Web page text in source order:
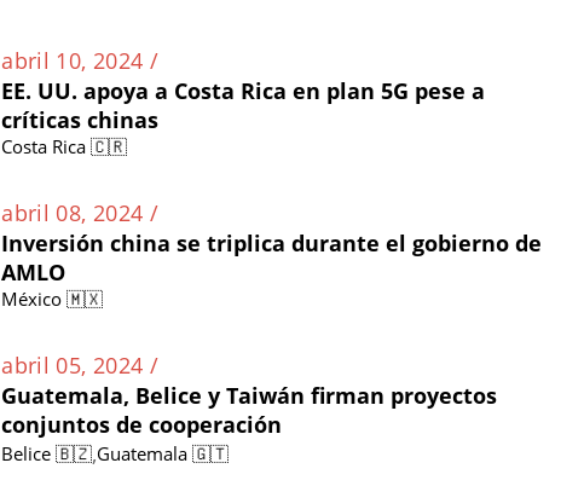
abril 10, 2024 /
EE. UU. apoya a Costa Rica en plan 5G pese a
críticas chinas
Costa Rica 🇨🇷
abril 08, 2024 /
Inversión china se triplica durante el gobierno de
AMLO
México 🇲🇽
abril 05, 2024 /
Guatemala, Belice y Taiwán firman proyectos
conjuntos de cooperación
Belice 🇧🇿,Guatemala 🇬🇹